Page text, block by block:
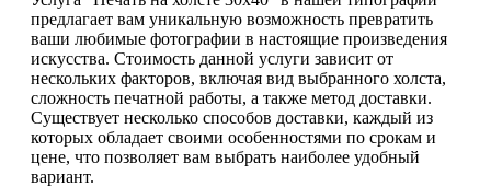
предлагает вам уникальную возможность превратить
ваши любимые фотографии в настоящие произведения
искусства. Стоимость данной услуги зависит от
нескольких факторов, включая вид выбранного холста,
сложность печатной работы, а также метод доставки.
Существует несколько способов доставки, каждый из
которых обладает своими особенностями по срокам и
цене, что позволяет вам выбрать наиболее удобный
вариант.